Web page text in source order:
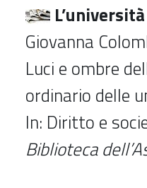
Giovanna
Luci e ombre
ordinario delle
In: Diritto e
Biblioteca